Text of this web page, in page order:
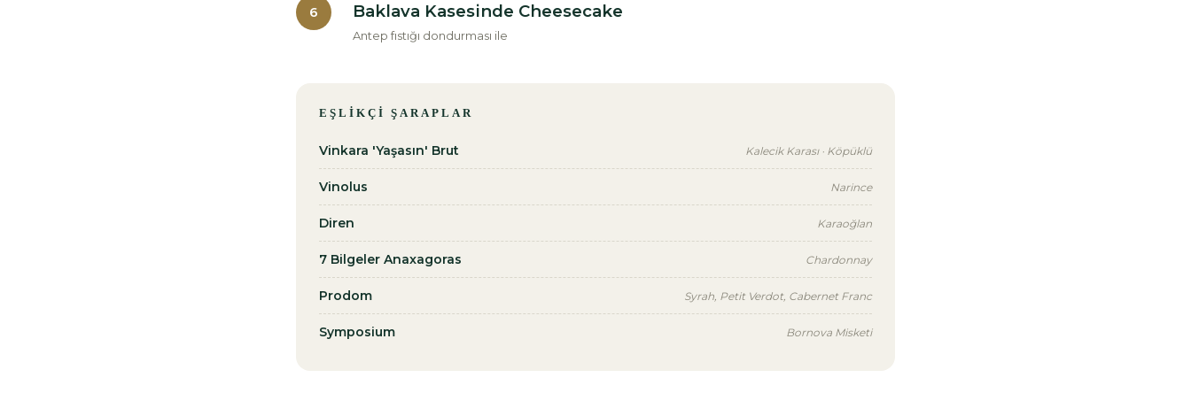
6 Baklava Kasesinde Cheesecake
Antep fıstığı dondurması ile
EŞLIKÇI ŞARAPLAR
Vinkara 'Yaşasın' Brut Kalecik Karası · Köpüklü
Vinolus Narince
Diren Karaoğlan
7 Bilgeler Anaxagoras Chardonnay
Prodom Syrah, Petit Verdot, Cabernet Franc
Symposium Bornova Misketi